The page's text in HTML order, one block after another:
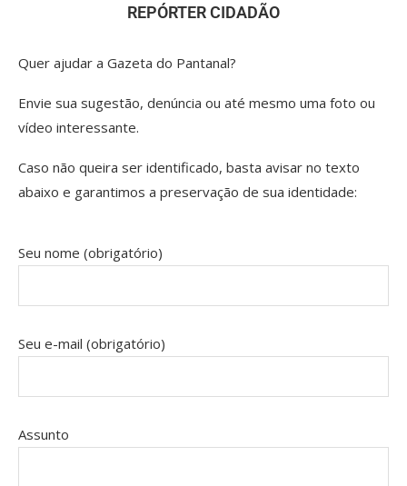
REPÓRTER CIDADÃO
Quer ajudar a Gazeta do Pantanal?
Envie sua sugestão, denúncia ou até mesmo uma foto ou
vídeo interessante.
Caso não queira ser identificado, basta avisar no texto
abaixo e garantimos a preservação de sua identidade:
Seu nome (obrigatório)
Seu e-mail (obrigatório)
Assunto